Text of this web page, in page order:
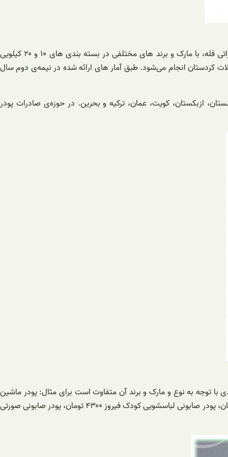
پودر لباسشویی فله در دو نوع دستی و ماشینی می‌باشد. این پودر فله قابلیت صادرات و فروش به کشور‌ های همسایه را دارا می‌باشد. پودر صادراتی فله، با مارک و برند‌ های مختلفی در بسته بندی‌ های ۱۰ و ۲۰ کیلویی
کردستان انجام می‌شود. طبق آمار‌ های ارائه شده در نیمه‌ی دوم سال
ازبکستان، کویت، عمان، ترکیه و بحرین. در حوزه‌ی صادرات پودر
با توجه به نوع و مارک و برند آن متفاوت است برای مثال: پودر ماشین
لباسشویی تاژ ۳۲۵۰ تومان، پودر ماشین لباسشویی اکتیو ۳۹۵۰ تومان، پودر دستی ۵۰۰ گرمی برف ۱۷۹۰ تومان، پودر دستی ۵۰۰ گرمی کیمیا ۱۷۹۰ تومان، پودر صابونی لباسشویی کودک فیروز ۴۳۰۰ تومان، پودر صابونی صورتی